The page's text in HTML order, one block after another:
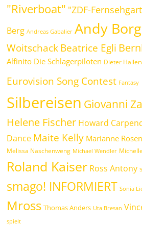
"Riverboat" "ZDF-
Berg Andreas Gabalier Andy Borg
WoitschackBeatrice Egli
Alfinito Die Schlagerpiloten Dieter
Eurovision Song Contest Fantasy
Silbereisen Giovanni
Helene Fischer Howard
Dance Maite Kelly Marianne
Melissa Naschenweng Michael Wendler
Roland Kaiser Ross Antony
smago! INFORMIERT Sonia
Mross Thomas Anders Uta Bresan
spielt